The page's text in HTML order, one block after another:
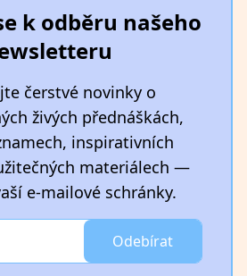
k odběru našeho
čerstvé novinky o
živých přednáškách,
inspirativních
materiálech —
e-mailové schránky.
Odebírat